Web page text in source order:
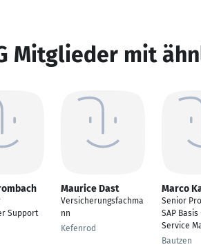
Mitglieder mit
Support
Maurice Dast
Versicherungsfachma
nn
Kefenrod
Marco
Senior
SAP
Service
Bautzen